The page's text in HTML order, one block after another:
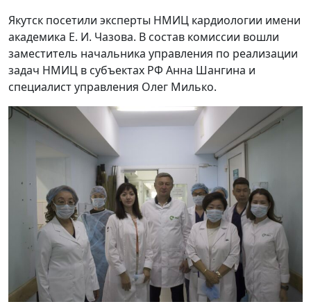
Якутск посетили эксперты НМИЦ кардиологии имени
академика Е. И. Чазова. В состав комиссии вошли
заместитель начальника управления по реализации
задач НМИЦ в субъектах РФ Анна Шангина и
специалист управления Олег Милько.